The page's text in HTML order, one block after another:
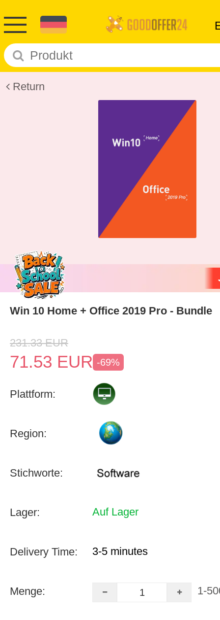
Return
Win 10 Home + Office 2019 Pro - Bundle
231.33 EUR
71.53 EUR -69%
Plattform:
Region:
Stichworte:
Lager: Auf Lager
Delivery Time: 3-5 minutes
Menge: 1-